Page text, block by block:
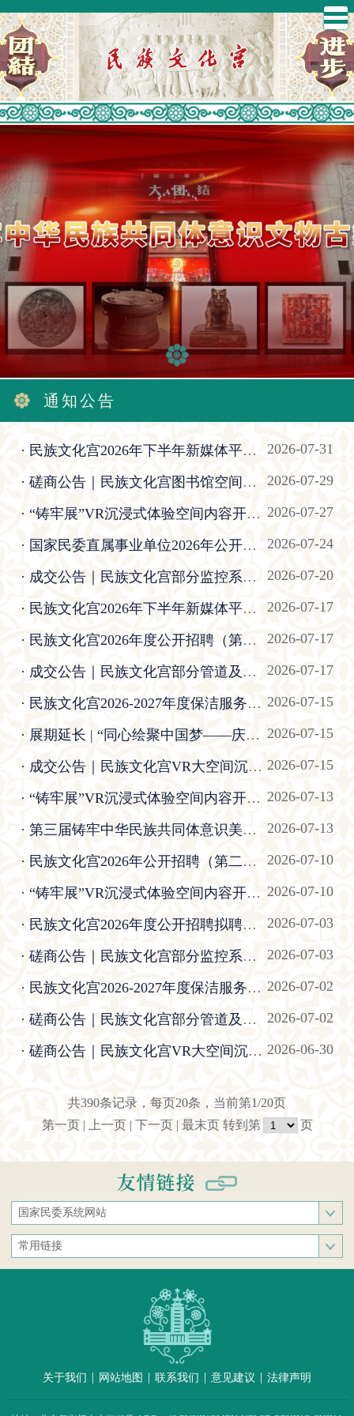
通知公告
· 民族文化宫2026年下半年新媒体平台运营推广服务项目成交公告 2026-07-31
· 磋商公告｜民族文化宫图书馆空间改造配套安防监控设施完善项目 2026-07-29
· “铸牢展”VR沉浸式体验空间内容开发项目成交公告 2026-07-27
· 国家民委直属事业单位2026年公开招聘拟聘人员公示 2026-07-24
· 成交公告｜民族文化宫部分监控系统升级改造项目 2026-07-20
· 民族文化宫2026年下半年新媒体平台运营推广服务项目竞争性磋商公告 2026-07-17
· 民族文化宫2026年度公开招聘（第二批）面试（含加试）公告 2026-07-17
· 成交公告｜民族文化宫部分管道及阀门施工改造项目 2026-07-17
· 民族文化宫2026-2027年度保洁服务项目成交公告 2026-07-15
· 展期延长 | “同心绘聚中国梦——庆祝中国共产党成立105周年宫藏美术作品展”展期延长公告 2026-07-15
· 成交公告｜民族文化宫VR大空间沉浸体验项目环境搭建采购项目 2026-07-15
· “铸牢展”VR沉浸式体验空间内容开发项目竞争性磋商公告 2026-07-13
· 第三届铸牢中华民族共同体意识美术作品展征稿预通知 2026-07-13
· 民族文化宫2026年公开招聘（第二批）笔试公告 2026-07-10
· “铸牢展”VR沉浸式体验空间内容开发项目废标公告 2026-07-10
· 民族文化宫2026年度公开招聘拟聘人员公示 2026-07-03
· 磋商公告｜民族文化宫部分监控系统升级改造项目 2026-07-03
· 民族文化宫2026-2027年度保洁服务项目竞争性磋商公告 2026-07-02
· 磋商公告｜民族文化宫部分管道及阀门施工改造项目 2026-07-02
· 磋商公告｜民族文化宫VR大空间沉浸体验项目环境搭建采购项目 2026-06-30
共390条记录，每页20条，当前第1/20页
第一页| 上一页| 下一页| 最末页 转到第 页
国家民委系统网站
国家民族事务委员会
中央民族大学
中央民族歌舞团
常用链接
中央统战部
关于我们 | 网站地图 | 联系我们 | 意见建议 | 法律声明